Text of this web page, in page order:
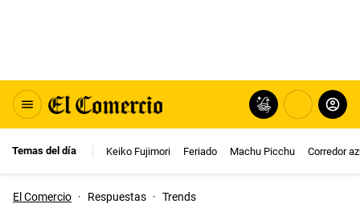
Temas del día Keiko Fujimori Feriado Machu Picchu Corredor
El Comercio · Respuestas · Trends